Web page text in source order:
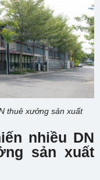
thuê xưởng sản xuất
nhiều DN
sản xuất